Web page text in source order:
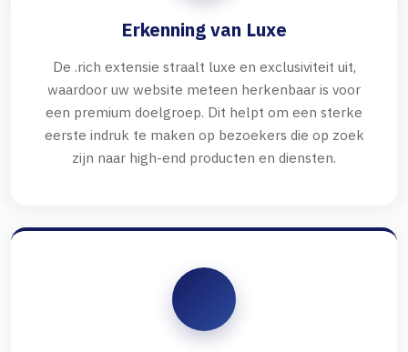
Erkenning van Luxe
De .rich extensie straalt luxe en exclusiviteit uit,
waardoor uw website meteen herkenbaar is voor
een premium doelgroep. Dit helpt om een sterke
eerste indruk te maken op bezoekers die op zoek
zijn naar high-end producten en diensten.